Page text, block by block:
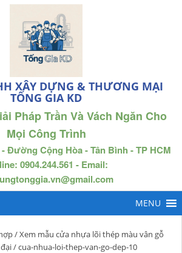
XÂY DỰNG & THƯƠNG MẠI
TỐNG GIA KD
Pháp Trần Và Vách Ngăn Cho
Mọi Công Trình
Đường Cộng Hòa - Tân Bình - TP HCM
0904.244.561 - Email:
/Xem mẫu cửa nhựa lõi thép màu vân gỗ
/ cua-nhua-loi-thep-van-go-dep-10